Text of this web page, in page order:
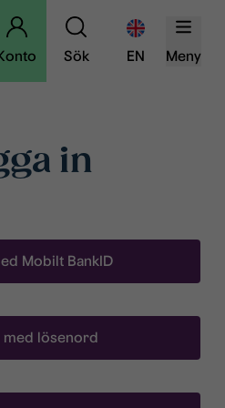
Sök EN Meny
in
Mobilt BankID
med lösenord